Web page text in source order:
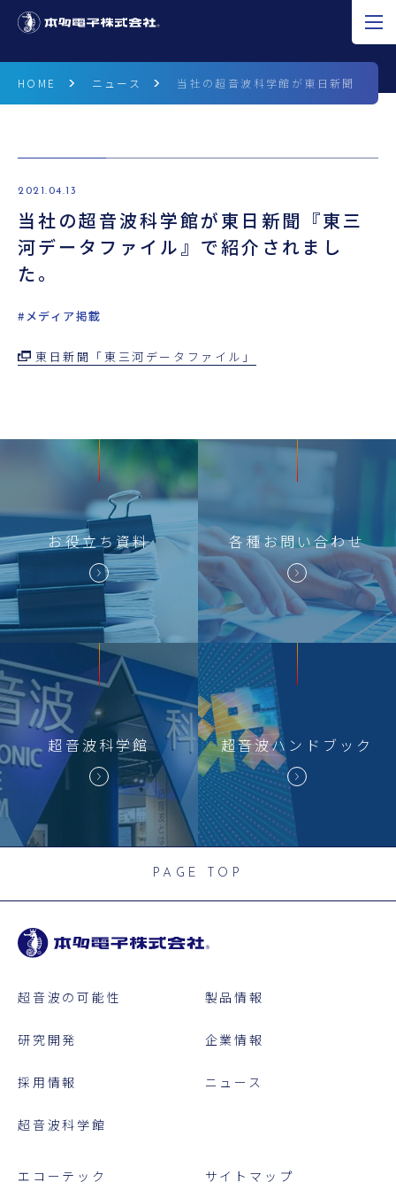
お問い合わせ
研究開発
企業情報
採用情報
ニュース
HOME ニュース 当社の超音波科学館が東日新聞『東
2021.04.13
当社の超音波科学館が東日新聞『東三
河データファイル』で紹介されまし
た。
#メディア掲載
東日新聞「東三河データファイル」
お役立ち資料 各種お問い合わせ
超音波科学館 超音波ハンドブック
PAGE TOP
超音波の可能性 製品情報
研究開発 企業情報
採用情報 ニュース
超音波科学館
エコーテック サイトマップ